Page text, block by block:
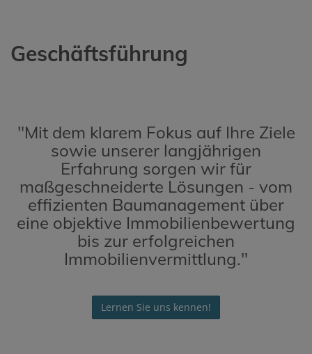
Geschäftsführung
"Mit dem klarem Fokus auf Ihre Ziele
sowie unserer langjährigen
Erfahrung sorgen wir für
maßgeschneiderte Lösungen - vom
effizienten Baumanagement über
eine objektive Immobilienbewertung
bis zur erfolgreichen
Immobilienvermittlung."
Lernen Sie uns kennen!